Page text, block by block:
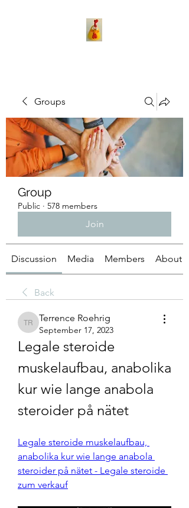
Groups
Group
Public · 578 members
Join
Discussion Media Members About
Back
Terrence Roehrig
Terrence Roehrig
September 17, 2023
Legale steroide
muskelaufbau, anabolika
kur wie lange anabola
steroider på nätet
Legale steroide muskelaufbau,
anabolika kur wie lange anabola
steroider på nätet - Legale steroide
zum verkauf